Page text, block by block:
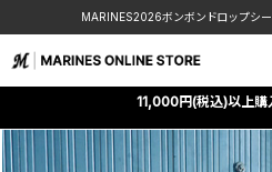
MARINES2026ボンボンドロップシ
11,000円(税込)以上購